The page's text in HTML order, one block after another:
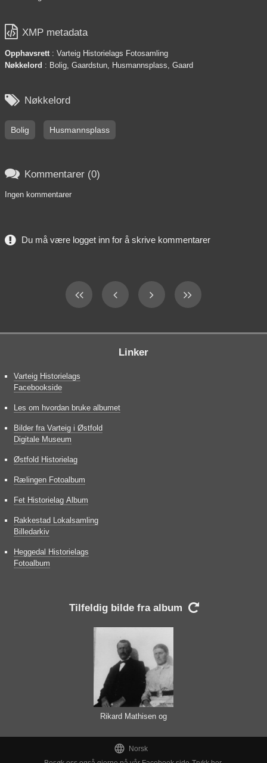
 XMP metadata
Opphavsrett: Varteig Historielags Fotosamling
Nøkkelord : Bolig, Gaardstun, Husmannsplass, Gaard
 Nøkkelord
Bolig Husmannsplass
 Kommentarer (0)
Ingen kommentarer
Du må være logget inn for å skrive kommentarer
Linker
Varteig Historielags
Facebookside
Les om hvordan bruke albumet
Bilder fra Varteig i Østfold
Digitale Museum
Østfold Historielag
Rælingen Fotoalbum
Fet Historielag Album
Rakkestad Lokalsamling
Billedarkiv
Heggedal Historielags
Fotoalbum
Tilfeldig bilde fra album 
Rikard Mathisen og

Norsk